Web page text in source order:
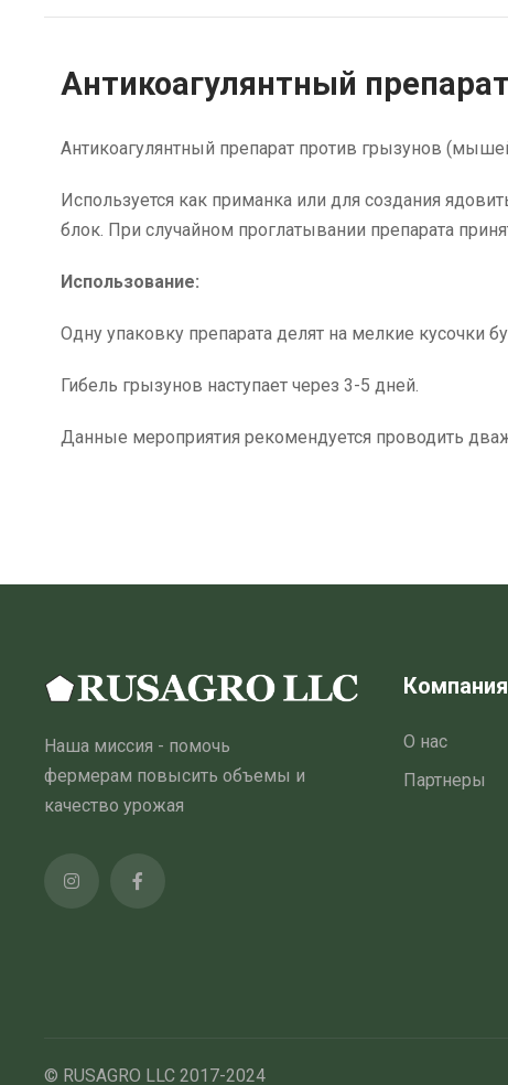
Антикоагулянтный
Антикоагулянтный препарат против грызунов
Используется как приманка или для создания
блок. При случайном проглатывании препарата
Использование:
Одну упаковку препарата делят на мелкие кусочки
Гибель грызунов наступает через 3-5 дней.
Данные мероприятия рекомендуется проводить
Наша миссия - помочь
фермерам повысить объемы и
качество урожая
Компания
О нас
Партнеры
© RUSAGRO LLC 2017-2024